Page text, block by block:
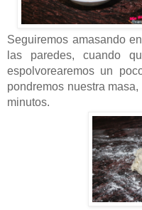
Seguiremos amasando
las paredes, cuando
espolvorearemos un
pondremos nuestra
minutos.